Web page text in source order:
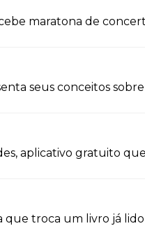
maratona de
seus conceitos
aplicativo gratuito
que troca um livro já